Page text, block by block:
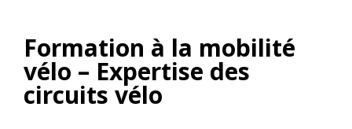
Formation à la mobilité
vélo – Expertise des
circuits vélo